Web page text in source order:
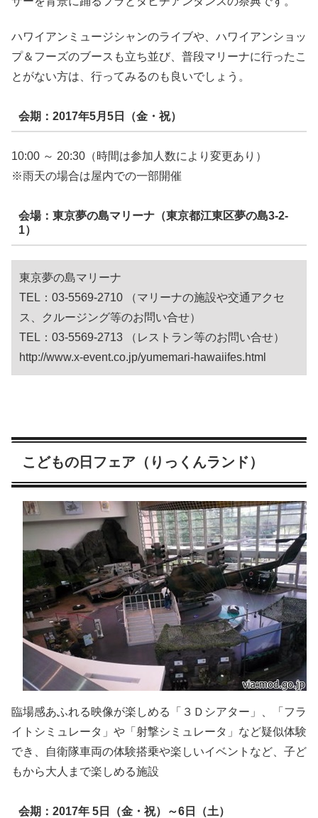
ハワイアンミュージシャンのライブや、ハワイアンショッ
プ＆フーズのブースも立ち並び、普段マリーナに行ったこ
とがない方は、行ってみるのも良いでしょう。
会期：2017年5月5日（金・祝）
10:00 ～ 20:30（時間は参加人数により変更あり）
※雨天の場合は屋内での一部開催
会場：東京夢の島マリーナ（東京都江東区夢の島3-2-
1）
東京夢の島マリーナ
TEL：03-5569-2710 （マリーナの施設や交通アクセ
ス、クルージング等のお問い合せ）
TEL：03-5569-2713 （レストラン等のお問い合せ）
http://www.x-event.co.jp/yumemari-hawaiifes.html
こどもの日フェア（りっくんランド）
臨場感あふれる映像が楽しめる「３Ｄシアター」、「フラ
イトシミュレータ」や「射撃シミュレータ」など疑似体験
でき、自衛隊車両の体験搭乗や楽しいイベントなど、子ど
もから大人まで楽しめる施設
会期：2017年 5日（金・祝）～6日（土）